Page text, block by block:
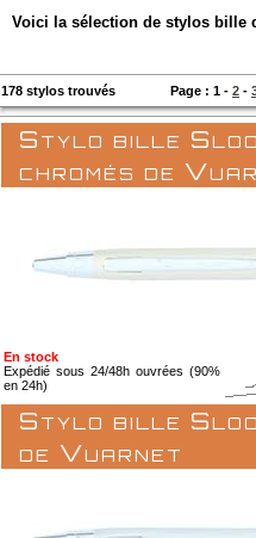
Voici la sélection de stylos bille
178 stylos trouvés Page : 1 - 2 -
Stylo bille
chromés de
En stock
Expédié sous 24/48h ouvrées (90%
en 24h)
Stylo bille
de Vuarnet